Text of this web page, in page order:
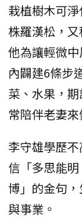
栽植樹木可
株羅漢松，
他為讓輕微
內闢建6條步
菜、水果，
常陪伴老妻
李守雄學歷
信「多思能
博」的金句
與事業。